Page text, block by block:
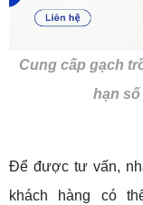
Cung cấp gạch
hạn
Để được tư vấn,
khách hàng có